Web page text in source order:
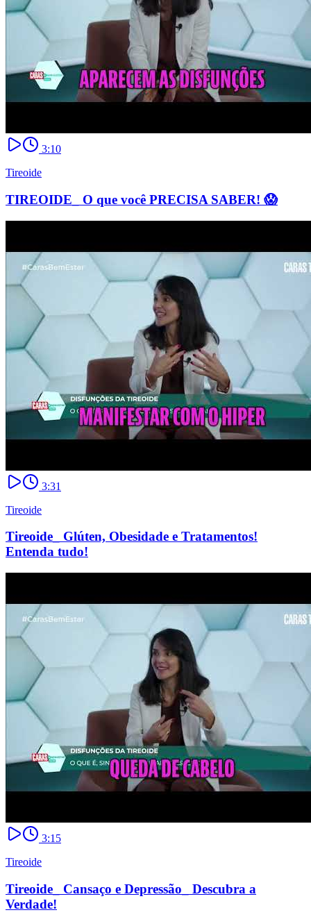
3:10
Tireoide
TIREOIDE_ O que você PRECISA SABER! 😱
3:31
Tireoide
Tireoide_ Glúten, Obesidade e Tratamentos!
Entenda tudo!
3:15
Tireoide
Tireoide_ Cansaço e Depressão_ Descubra a
Verdade!